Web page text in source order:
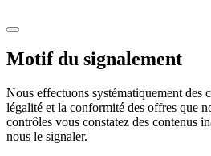
Motif du signalement
Nous effectuons systématiquement des
légalité et la conformité des offres que
contrôles vous constatez des contenus
nous le signaler.